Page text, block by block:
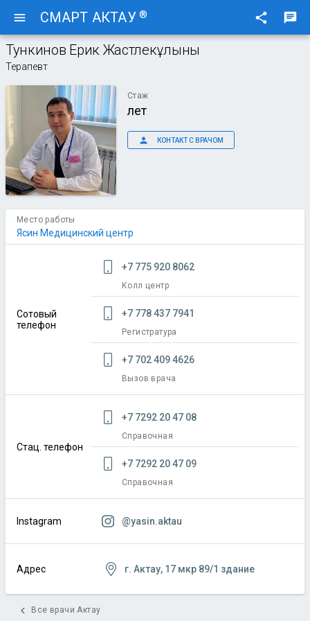
menu СМАРТ АКТАУ ® share chat
Тункинов Ерик Жастлекұлының
Терапевт
Стаж
лет
person КОНТАКТ С ВРАЧОМ
Место работы
Ясин Медицинский центр
Сотовый
телефон
+7 775 920 8062
Колл центр
+7 778 437 7941
Регистратура
+7 702 409 4626
Вызов врача
Стац. телефон
+7 7292 20 47 08
Справочная
+7 7292 20 47 09
Справочная
Instagram @yasin.aktau
Адрес г. Актау, 17 мкр 89/1 здание
chevron_left Все врачи Актау